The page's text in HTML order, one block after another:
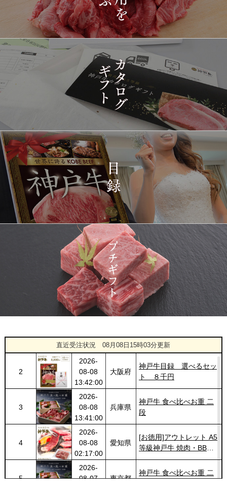
直近受注状況08月08日15時03分更新
1423
2026-
03-15
16:35:00
東京都
神戸牛目録 選べるセッ
ト ８千円
1424
2026-
14:10:00
[訳あり][家庭用] A5等級
神戸牛 フィレステーキ
1425
2026-
14:10:00
兵庫県
[家庭用] A5等級神戸牛
シャトーブリアンステー
キ 150ｇ(1枚)
2026-
12:23:00
東京都
神戸牛ギフトセット 1万
5千円 焼肉（肩ロース・
プレミアムもも）650g
1427
2026-
03-15
08:48:00
神戸牛カタログギフト
１万円
1428
2026-
03-14
22:21:00
大分県
神戸牛 食べ比べお重 二
段
2026-
03-14
20:55:00
大阪府
神戸牛目録 選べるセッ
ト １万円 2個セット
2026-
03-14
20:48:00
神奈川
県
[訳あり][家庭用] A5等級
神戸牛 サーロインステー
キ 200g
2026-
03-14
18:00:00
福岡県
神戸牛カタログギフト
１万円
1
08-08
13:45:00
兵庫県
特選ももしゃぶしゃぶ
200g〜１kg
2
2026-
08-08
13:42:00
大阪府
神戸牛目録 選べるセッ
ト ８千円
3
2026-
08-08
13:41:00
兵庫県
神戸牛 食べ比べお重 二
段
4
2026-
08-08
02:17:00
愛知県
[お徳用]アウトレット A5
等級神戸牛 焼肉・BBQ
セット (500g・1kg・
1.5kg)
5
2026-
08-07
東京都
神戸牛 食べ比べお重 二